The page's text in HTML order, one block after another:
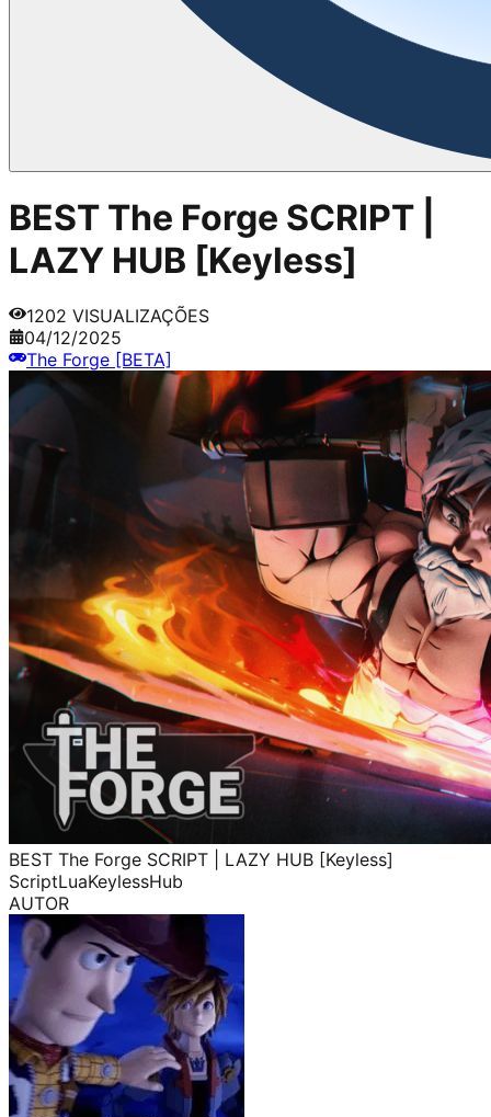
BEST The Forge SCRIPT |
LAZY HUB [Keyless]
1202 VISUALIZAÇÕES
04/12/2025
The Forge [BETA]
BEST The Forge SCRIPT | LAZY HUB [Keyless]
ScriptLuaKeylessHub
AUTOR